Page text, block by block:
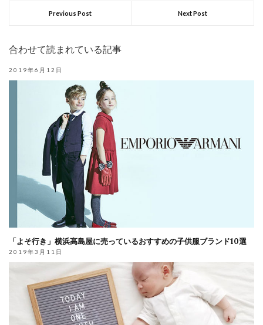
Previous Post Next Post
合わせて読まれている記事
2019年6月12日
「よそ行き」横浜高島屋に売っているおすすめの子供服ブランド10選
2019年3月11日